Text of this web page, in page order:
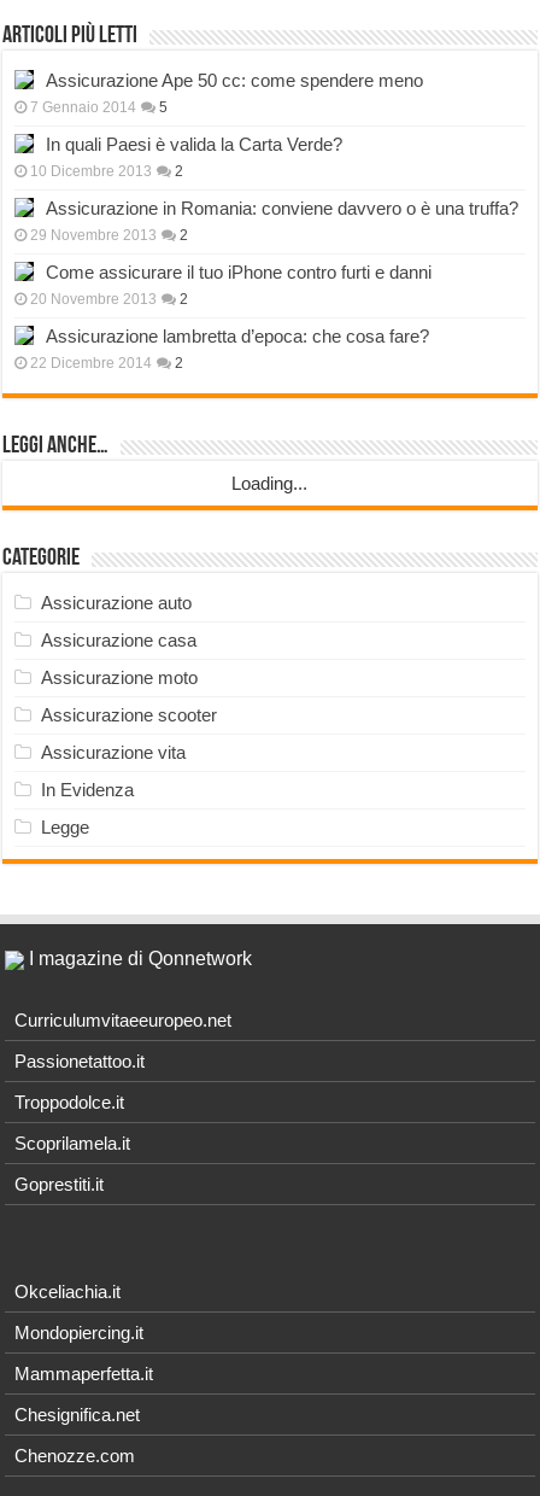
Articoli più letti
Assicurazione Ape 50 cc: come spendere meno
7 Gennaio 2014 5
In quali Paesi è valida la Carta Verde?
10 Dicembre 2013 2
Assicurazione in Romania: conviene davvero o è una truffa?
29 Novembre 2013 2
Come assicurare il tuo iPhone contro furti e danni
20 Novembre 2013 2
Assicurazione lambretta d’epoca: che cosa fare?
22 Dicembre 2014 2
Leggi anche…
Loading...
Categorie
Assicurazione auto
Assicurazione casa
Assicurazione moto
Assicurazione scooter
Assicurazione vita
In Evidenza
Legge
I magazine di Qonnetwork
Curriculumvitaeeuropeo.net
Passionetattoo.it
Troppodolce.it
Scoprilamela.it
Goprestiti.it
Okceliachia.it
Mondopiercing.it
Mammaperfetta.it
Chesignifica.net
Chenozze.com